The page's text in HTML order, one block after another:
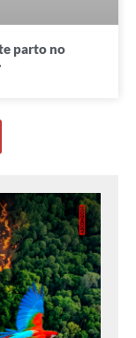
parto no